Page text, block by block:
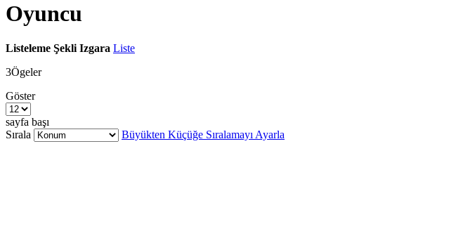
Oyuncu
Listeleme Şekli Izgara Liste
3Ögeler
Göster
sayfa başı
Sırala
Büyükten Küçüğe Sıralamayı Ayarla